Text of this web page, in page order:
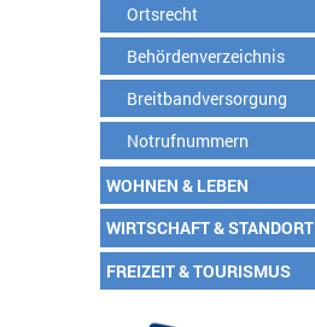
Ortsrecht
Behördenverzeichnis
Breitbandversorgung
Notrufnummern
WOHNEN & LEBEN
WIRTSCHAFT & STANDORT
FREIZEIT & TOURISMUS